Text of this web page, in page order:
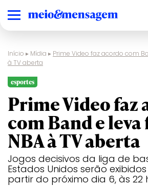
Início ▸ Mídia ▸ Prime Video faz acordo com
à TV aberta
esportes
Prime Video faz
com Band e
NBA à TV aberta
Jogos decisivos da liga de
Estados Unidos serão
partir do próximo dia 6, às 22